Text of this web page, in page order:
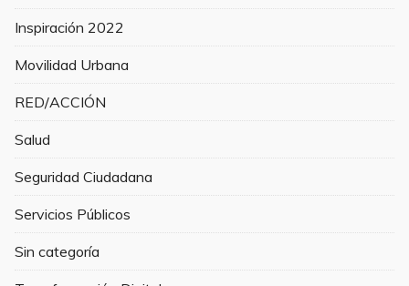
Inspiración 2022
Movilidad Urbana
RED/ACCIÓN
Salud
Seguridad Ciudadana
Servicios Públicos
Sin categoría